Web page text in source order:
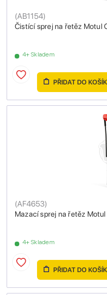
Čistící sprej na řetěz Motul
(AB1154)
4+ Skladem
PŘIDAT DO
Mazací sprej na řetěz
(AF4653)
4+ Skladem
PŘIDAT DO